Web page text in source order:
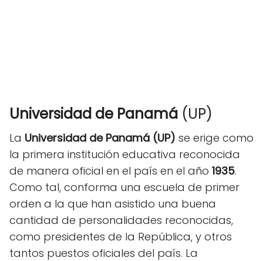
Universidad de Panamá (UP)
La Universidad de Panamá (UP) se erige como
la primera institución educativa reconocida
de manera oficial en el país en el año 1935.
Como tal, conforma una escuela de primer
orden a la que han asistido una buena
cantidad de personalidades reconocidas,
como presidentes de la República, y otros
tantos puestos oficiales del país. La